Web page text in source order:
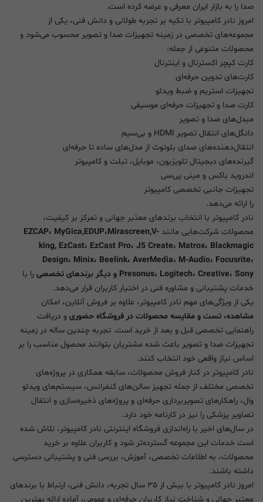
صدا را به بازار ایران معرفی و عرضه کرده است.
امروز نادر کامپیوتر با تکیه بر تجربه طولانی و دانش فنی، یکی از
مجموعه‌های تخصصی در زمینه تجهیزات صدا و تصویر محسوب می‌شود و
محصولات متنوعی از جمله:
کارت کپچر اکسترنال و اینترنال
کارت‌های تدوین حرفه‌ای
تجهیزات استریم و ضبط ویدئو
کارت صدا و تجهیزات حرفه‌ای موسیقی
مبدل‌های صدا و تصویر
دانگل‌های انتقال تصویر HDMI و بی‌سیم
انتقال‌دهنده‌های صدای بلوتوث از مدل‌های ساده تا حرفه‌ای
گیرنده‌های دیجیتال تلویزیون، موبایل، تبلت و کامپیوتر
اندروید باکس و مینی پی‌سی
تجهیزات جانبی تخصصی کامپیوتر
را ارائه می‌دهد.
نادر کامپیوتر با انتخاب برندهای معتبر جهانی و تمرکز بر کیفیت،
محصولات شرکت‌هایی مانند EZCAP، MyGica,EDUP،Mirascreen,V-
king, EzCast، EzCast Pro، J5 Create، Matrox، Blackmagic
Design، Minix، Beelink، AverMedia، M-Audio، Focusrite،
Presonus، Logitech، Creative، Sony و دیگر برندهای تخصصی
را با
خدمات پشتیبانی و مشاوره فنی در اختیار کاربران قرار می‌دهد.
یکی از ویژگی‌های مهم نادر کامپیوتر، علاوه بر فروش آنلاین، امکان
مشاهده، تست و مقایسه محصولات در فروشگاه حضوری و دریافت
راهنمایی تخصصی قبل و بعد از خرید است. تجربه چندین ساله در زمینه
تجهیزات صدا و تصویر باعث شده مشتریان بتوانند محصول مناسب را بر
اساس نیاز واقعی خود انتخاب کنند.
نادر کامپیوتر در کنار فروش محصولات، سابقه همکاری در پروژه‌های
تخصصی مختلف از جمله تجهیز سالن‌های کنفرانس، سیستم‌های ویدئو
وال، راهکارهای تصویربرداری حرفه‌ای و پروژه‌های ذخیره‌سازی و انتقال
تصاویر پزشکی را نیز در کارنامه خود دارد.
در سال‌های اخیر با راه‌اندازی فروشگاه اینترنتی نادر کامپیوتر، تلاش شده
است خدمات این مجموعه گسترده‌تر شود و کاربران علاوه بر خرید
محصولات، به اطلاعات تخصصی، آموزش، بررسی فنی و پشتیبانی دسترسی
داشته باشند.
امروز نادر کامپیوتر با بیش از ۳۵ سال تجربه، دانش فنی، ارتباط با برندهای
معتبر جهانی و شناخت نیاز کاربران حرفه‌ای و عمومی، آماده ارائه بهترین